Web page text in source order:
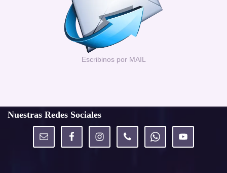
Escribinos por MAIL
Nuestras Redes Sociales